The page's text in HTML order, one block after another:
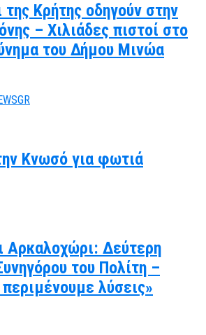
της Κρήτης οδηγούν στην
– Χιλιάδες πιστοί στο
του Δήμου Μινώα
Κνωσό για φωτιά
Αρκαλοχώρι: Δεύτερη
του Πολίτη –
λύσεις»